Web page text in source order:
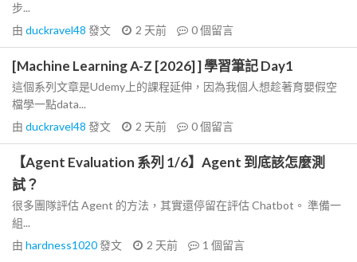
步...
由 duckravel48 發文 2 天前 0個留言
[Machine Learning A-Z [2026] ] 學習筆記 Day1
這個系列文章是Udemy上的課程延伸，因為我個人想趁著育嬰假空
檔學一點data...
由 duckravel48 發文 2 天前 0個留言
【Agent Evaluation 系列 1/6】Agent 到底該怎麼測
試？
很多團隊評估 Agent 的方法，其實還停留在評估 Chatbot。 準備一
組...
由 hardness1020發文 2 天前 1 個留言